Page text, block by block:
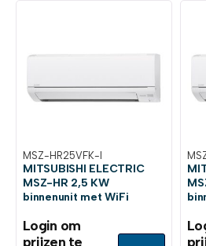
MSZ-HR25VFK-I
MITSUBISHI ELECTRIC
MSZ-HR 2,5 KW
binnenunit met WiFi
Login om
prijzen te